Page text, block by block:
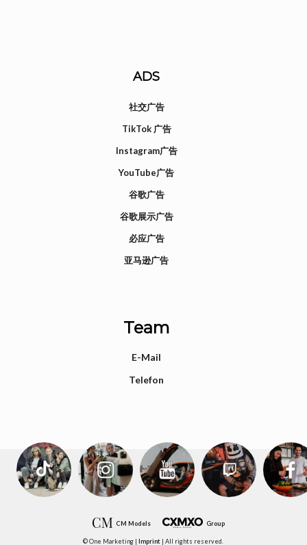
ADS
社交广告
TikTok 广告
Instagram广告
YouTube广告
谷歌广告
谷歌展示广告
必应广告
亚马逊广告
Team
E-Mail
Telefon
CM Models Group
© One Marketing |Imprint | All rights reserved.